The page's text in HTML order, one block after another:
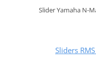
Slider Yamaha N-
Sliders